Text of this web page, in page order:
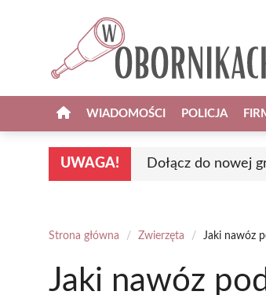
WIADOMOŚCI POLICJA
UWAGA! Dołącz do nowej
Strona główna / Zwierzęta / Jaki nawóz
Jaki nawóz